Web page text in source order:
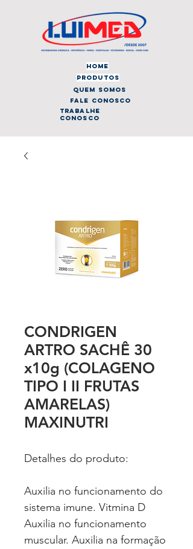
home
produtos
quem somos
fale conosco
trabalhe
conosco
CONDRIGEN
ARTRO SACHÊ 30
x10g (COLAGENO
TIPO I II FRUTAS
AMARELAS)
MAXINUTRI
Detalhes do produto:
Auxilia no funcionamento do
sistema imune. Vitmina D
Auxilia no funcionamento
muscular. Auxilia na formação